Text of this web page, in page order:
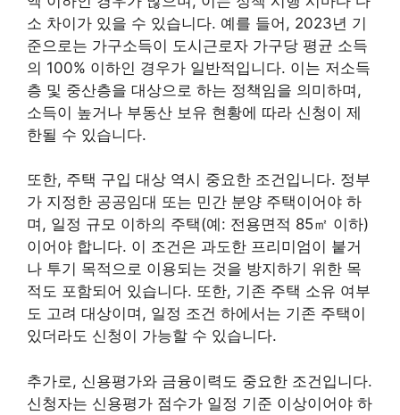
소 차이가 있을 수 있습니다. 예를 들어, 2023년 기
준으로는 가구소득이 도시근로자 가구당 평균 소득
의 100% 이하인 경우가 일반적입니다. 이는 저소득
층 및 중산층을 대상으로 하는 정책임을 의미하며,
소득이 높거나 부동산 보유 현황에 따라 신청이 제
한될 수 있습니다.
또한, 주택 구입 대상 역시 중요한 조건입니다. 정부
가 지정한 공공임대 또는 민간 분양 주택이어야 하
며, 일정 규모 이하의 주택(예: 전용면적 85㎡ 이하)
이어야 합니다. 이 조건은 과도한 프리미엄이 붙거
나 투기 목적으로 이용되는 것을 방지하기 위한 목
적도 포함되어 있습니다. 또한, 기존 주택 소유 여부
도 고려 대상이며, 일정 조건 하에서는 기존 주택이
있더라도 신청이 가능할 수 있습니다.
추가로, 신용평가와 금융이력도 중요한 조건입니다.
신청자는 신용평가 점수가 일정 기준 이상이어야 하